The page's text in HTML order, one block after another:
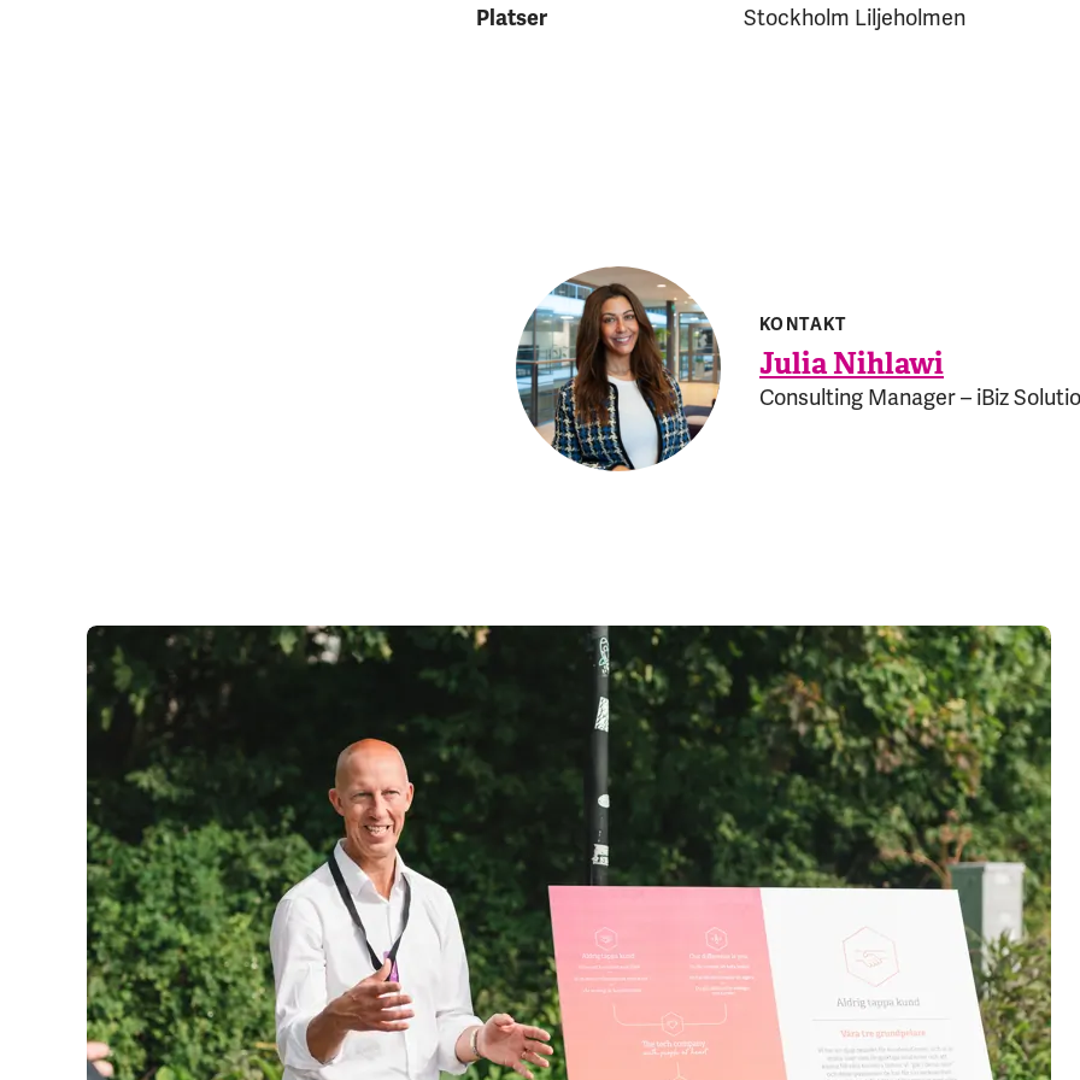
Platser Stockholm Liljeholmen
KONTAKT
Julia Nihlawi
Consulting Manager – iBiz